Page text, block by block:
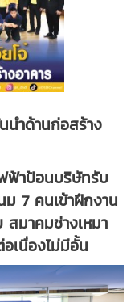
นำด้านก่อสร้าง
ฟ้าป้อนบริษัทรับ
ม 7 คนเข้าฝึกงาน
มาคมช่างเหมา
เนื่องไม่มีอั้น